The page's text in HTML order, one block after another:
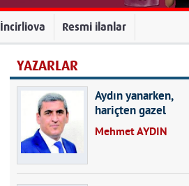
İncirliova Resmi ilanlar
YAZARLAR
Aydın yanarken,
hariçten gazel
okuyarak kalpleri de
Mehmet AYDIN